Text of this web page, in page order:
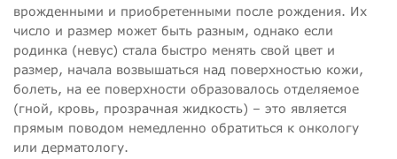
врожденными и приобретенными после рождения. Их
число и размер может быть разным, однако если
родинка (невус) стала быстро менять свой цвет и
размер, начала возвышаться над поверхностью кожи,
болеть, на ее поверхности образовалось отделяемое
(гной, кровь, прозрачная жидкость) – это является
прямым поводом немедленно обратиться к онкологу
или дерматологу.